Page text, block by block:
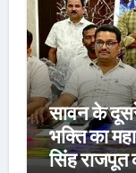
सावन के
भक्ति का
सिंह राजपूत